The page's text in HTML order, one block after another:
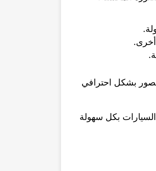
بشكل احترافي
بكل سهولة